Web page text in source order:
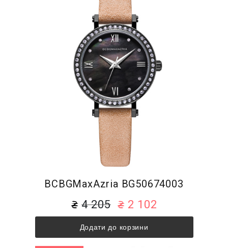
BCBGMaxAzria BG50674003
4 205 2 102
Додати до корзини